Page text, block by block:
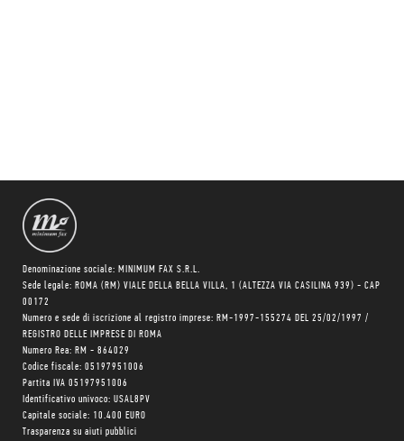
Denominazione sociale: MINIMUM FAX S.R.L.
Sede legale: ROMA (RM) VIALE DELLA BELLA VILLA, 1 (ALTEZZA VIA CASILINA 939) - CAP
00172
Numero e sede di iscrizione al registro imprese: RM-1997-155274 DEL 25/02/1997 /
REGISTRO DELLE IMPRESE DI ROMA
Numero Rea: RM - 864029
Codice fiscale: 05197951006
Partita IVA 05197951006
Identificativo univoco: USAL8PV
Capitale sociale: 10.400 EURO
Trasparenza su aiuti pubblici